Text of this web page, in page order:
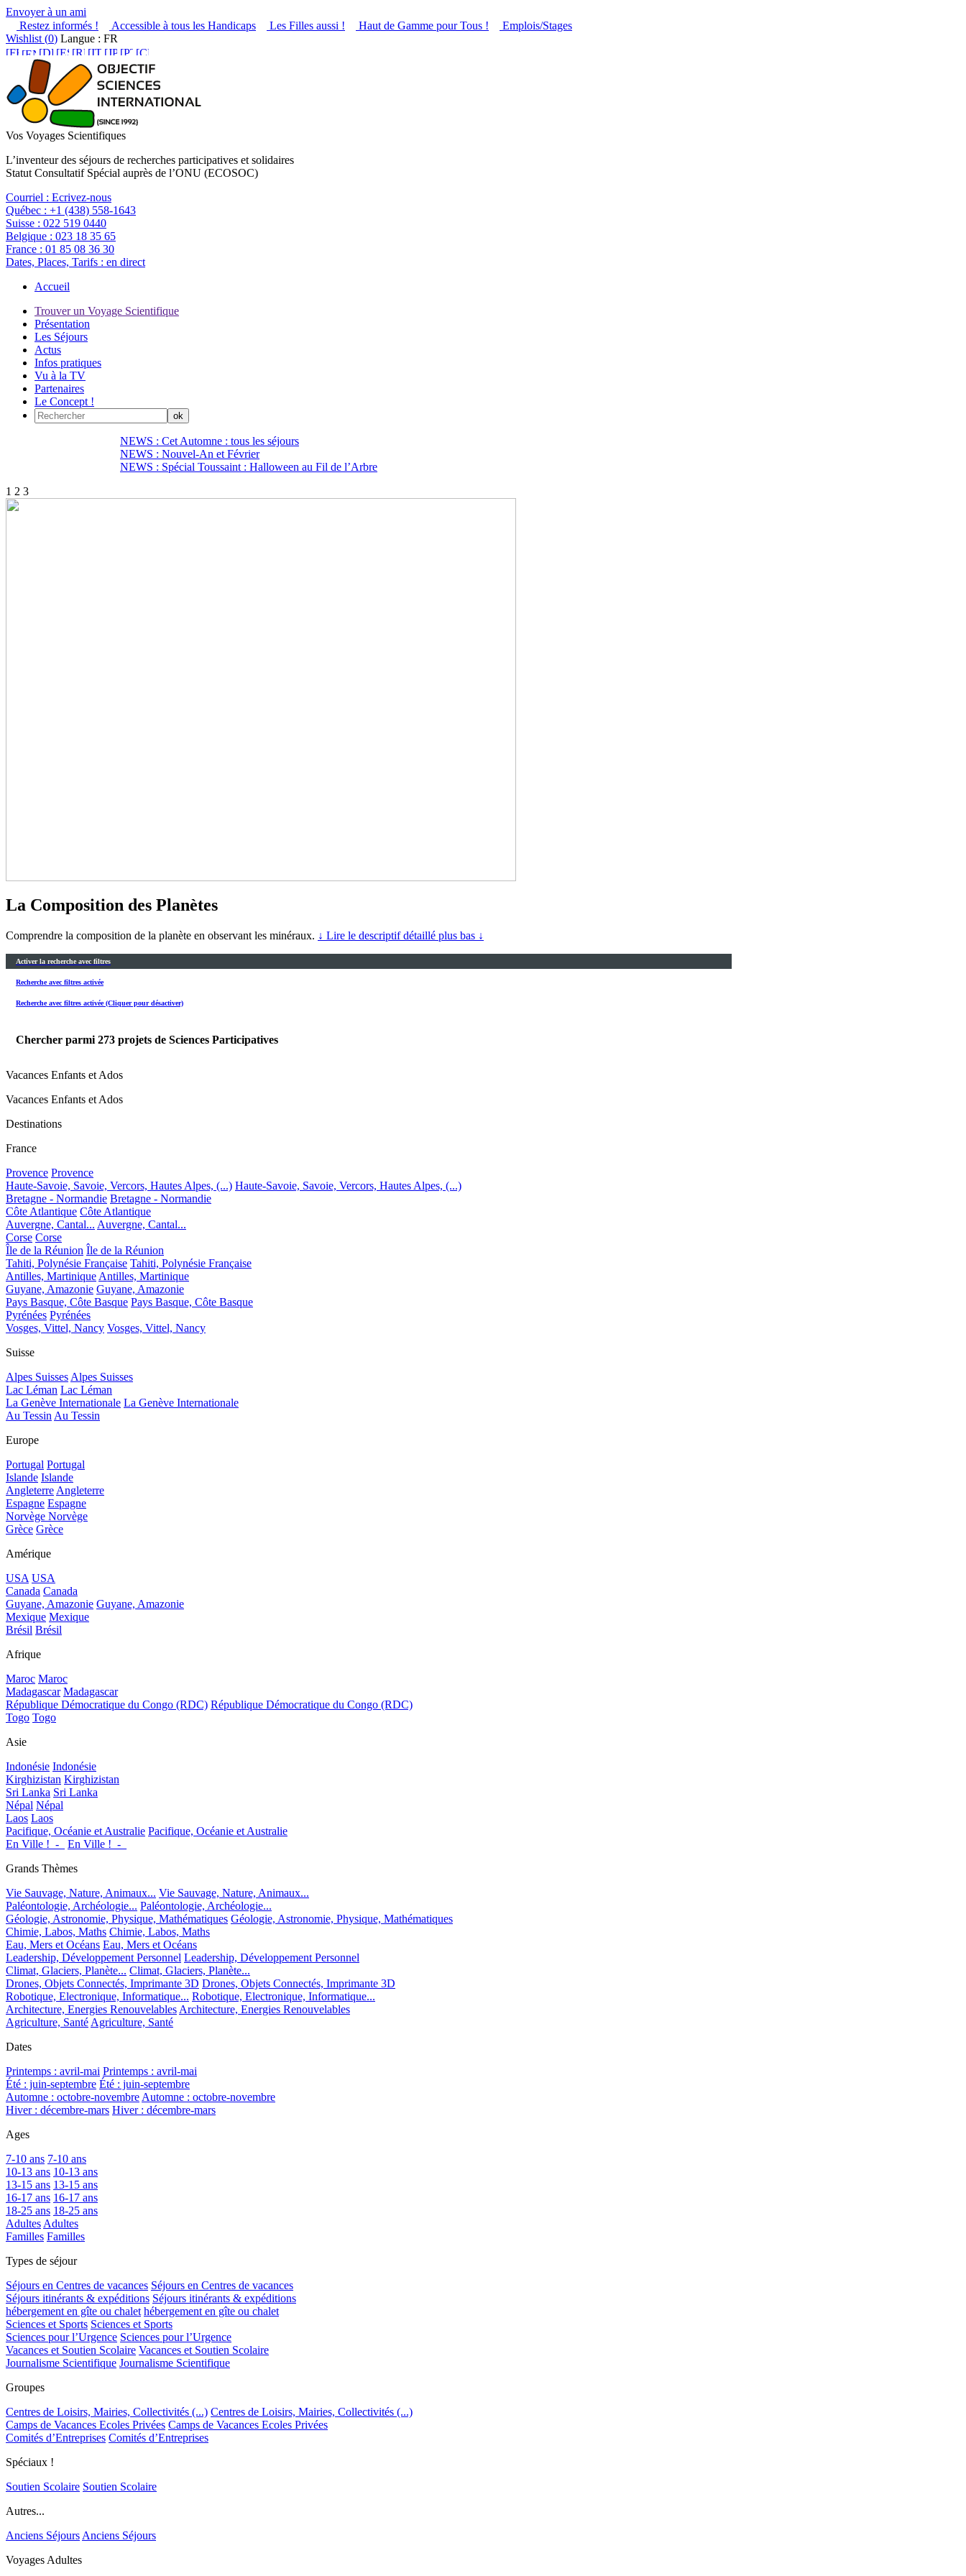
Envoyer à un ami
Restez informés !
Accessible à tous les Handicaps Les Filles aussi ! Haut de Gamme pour Tous !
Emplois/Stages
Wishlist (0) Langue : FR
Vos Voyages Scientifiques
L’inventeur des séjours de recherches participatives et solidaires
Statut Consultatif Spécial auprès de l’ONU (ECOSOC)
Courriel : Ecrivez-nous
Québec : +1 (438) 558-1643
Suisse : 022 519 0440
Belgique : 023 18 35 65
France : 01 85 08 36 30
Dates, Places, Tarifs : en direct
Accueil
Trouver un Voyage Scientifique
Présentation
Les Séjours
Actus
Infos pratiques
Vu à la TV
Partenaires
Le Concept !
NEWS : Cet Automne : tous les séjours
NEWS : Nouvel-An et Février
NEWS : Spécial Toussaint : Halloween au Fil de l’Arbre
1 2 3
La Composition des Planètes
Comprendre la composition de la planète en observant les minéraux. ↓ Lire le descriptif détaillé plus bas ↓
Activer la recherche avec filtres
Recherche avec filtres activée
Recherche avec filtres activée (Cliquer pour désactiver)
Chercher parmi 273 projets de Sciences Participatives
Vacances Enfants et Ados
Vacances Enfants et Ados
Destinations
France
Provence Provence
Haute-Savoie, Savoie, Vercors, Hautes Alpes, (...) Haute-Savoie, Savoie, Vercors, Hautes Alpes, (...)
Bretagne - Normandie Bretagne - Normandie
Côte Atlantique Côte Atlantique
Auvergne, Cantal... Auvergne, Cantal...
Corse Corse
Île de la Réunion Île de la Réunion
Tahiti, Polynésie Française Tahiti, Polynésie Française
Antilles, Martinique Antilles, Martinique
Guyane, Amazonie Guyane, Amazonie
Pays Basque, Côte Basque Pays Basque, Côte Basque
Pyrénées Pyrénées
Vosges, Vittel, Nancy Vosges, Vittel, Nancy
Suisse
Alpes Suisses Alpes Suisses
Lac Léman Lac Léman
La Genève Internationale La Genève Internationale
Au Tessin Au Tessin
Europe
Portugal Portugal
Islande Islande
Angleterre Angleterre
Espagne Espagne
Norvège Norvège
Grèce Grèce
Amérique
USA USA
Canada Canada
Guyane, Amazonie Guyane, Amazonie
Mexique Mexique
Brésil Brésil
Afrique
Maroc Maroc
Madagascar Madagascar
République Démocratique du Congo (RDC) République Démocratique du Congo (RDC)
Togo Togo
Asie
Indonésie Indonésie
Kirghizistan Kirghizistan
Sri Lanka Sri Lanka
Népal Népal
Laos Laos
Pacifique, Océanie et Australie Pacifique, Océanie et Australie
En Ville !_-_
En Ville !_-_
Grands Thèmes
Vie Sauvage, Nature, Animaux... Vie Sauvage, Nature, Animaux...
Paléontologie, Archéologie... Paléontologie, Archéologie...
Géologie, Astronomie, Physique, Mathématiques Géologie, Astronomie, Physique, Mathématiques
Chimie, Labos, Maths Chimie, Labos, Maths
Eau, Mers et Océans Eau, Mers et Océans
Leadership, Développement Personnel Leadership, Développement Personnel
Climat, Glaciers, Planète... Climat, Glaciers, Planète...
Drones, Objets Connectés, Imprimante 3D Drones, Objets Connectés, Imprimante 3D
Robotique, Electronique, Informatique... Robotique, Electronique, Informatique...
Architecture, Energies Renouvelables Architecture, Energies Renouvelables
Agriculture, Santé Agriculture, Santé
Dates
Printemps : avril-mai Printemps : avril-mai
Été : juin-septembre Été : juin-septembre
Automne : octobre-novembre Automne : octobre-novembre
Hiver : décembre-mars Hiver : décembre-mars
Ages
7-10 ans 7-10 ans
10-13 ans 10-13 ans
13-15 ans 13-15 ans
16-17 ans 16-17 ans
18-25 ans 18-25 ans
Adultes Adultes
Familles Familles
Types de séjour
Séjours en Centres de vacances Séjours en Centres de vacances
Séjours itinérants & expéditions Séjours itinérants & expéditions
hébergement en gîte ou chalet hébergement en gîte ou chalet
Sciences et Sports Sciences et Sports
Sciences pour l’Urgence Sciences pour l’Urgence
Vacances et Soutien Scolaire Vacances et Soutien Scolaire
Journalisme Scientifique Journalisme Scientifique
Groupes
Centres de Loisirs, Mairies, Collectivités (...) Centres de Loisirs, Mairies, Collectivités (...)
Camps de Vacances Ecoles Privées Camps de Vacances Ecoles Privées
Comités d’Entreprises Comités d’Entreprises
Spéciaux !
Soutien Scolaire Soutien Scolaire
Autres...
Anciens Séjours Anciens Séjours
Voyages Adultes